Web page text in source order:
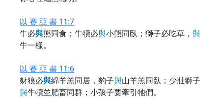
以 賽 亞 書 11:7
牛必與熊同食；牛犢必與小熊同臥；獅子必吃草， 與
牛一樣。
以 賽 亞 書 11:6
豺狼必與綿羊羔同居，豹子與山羊羔同臥；少壯獅子
與牛犢並肥畜同群；小孩子要牽引牠們。